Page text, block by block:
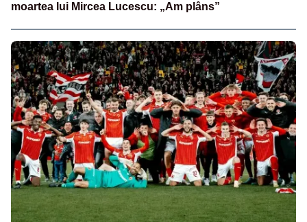
moartea lui Mircea Lucescu: „Am plâns”